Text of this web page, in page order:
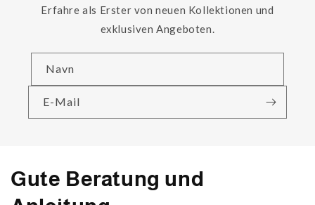
Erfahre als Erster von neuen Kollektionen und
exklusiven Angeboten.
Navn
E-Mail
Gute Beratung und